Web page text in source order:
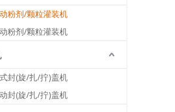
粉剂/颗粒灌装机
粉剂/颗粒灌装机
封(旋/扎/拧)盖机
封(旋/扎/拧)盖机